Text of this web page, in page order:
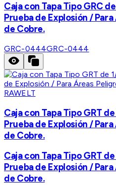
Caja con Tapa Tipo GRC
Prueba de Explosión /
de Cobre.
GRC-0444GRC-0444
RAWELT
Caja con Tapa Tipo GRT
Prueba de Explosión /
de Cobre.
Caja con Tapa Tipo GRT
Prueba de Explosión /
de Cobre.